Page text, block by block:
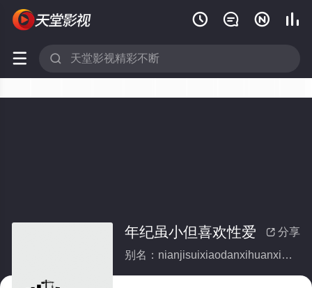
   
 
 分享
年纪虽小但喜欢性爱
别名：nianjisuixiaodanxihuanxingai